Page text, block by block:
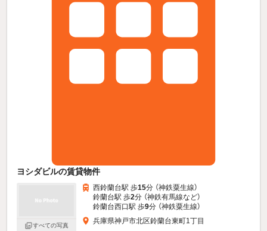
ヨシダビルの賃貸物件
すべての写真
西鈴蘭台駅 歩15分 （神鉄粟生線）
鈴蘭台駅 歩2分 （神鉄有馬線など）
鈴蘭台西口駅 歩9分 （神鉄粟生線）
兵庫県神戸市北区鈴蘭台東町1丁目